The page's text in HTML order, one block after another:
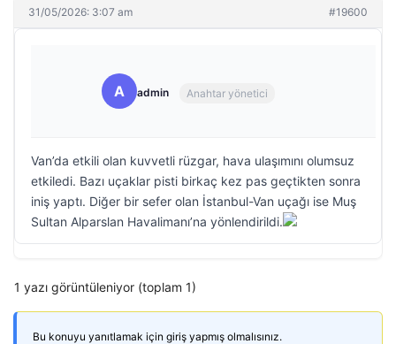
31/05/2026: 3:07 am #19600
A admin Anahtar yönetici
Van’da etkili olan kuvvetli rüzgar, hava ulaşımını olumsuz
etkiledi. Bazı uçaklar pisti birkaç kez pas geçtikten sonra
iniş yaptı. Diğer bir sefer olan İstanbul-Van uçağı ise Muş
Sultan Alparslan Havalimanı’na yönlendirildi.
1 yazı görüntüleniyor (toplam 1)
Bu konuyu yanıtlamak için giriş yapmış olmalısınız.